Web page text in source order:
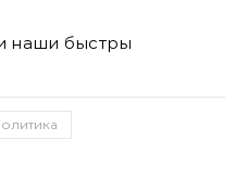
наши быстры